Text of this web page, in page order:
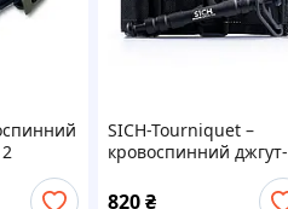
SICH-Tourniquet –
кровоспинний джгут-
820₴